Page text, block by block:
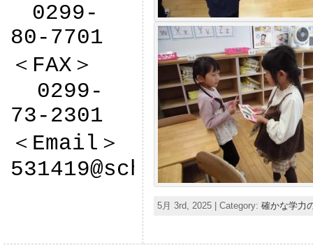
0299-
80-7701
＜FAX＞
73-2301
＜Email＞
531419@sch.ibk.ed.jp
5月 3rd, 2025 | Category: 確かな学力